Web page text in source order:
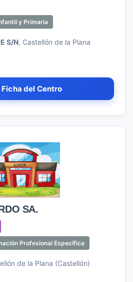
y Primaria
S/N, Castellón de la Plana
Ficha del Centro
SA.
Profesional Específica
de la Plana (Castellón)